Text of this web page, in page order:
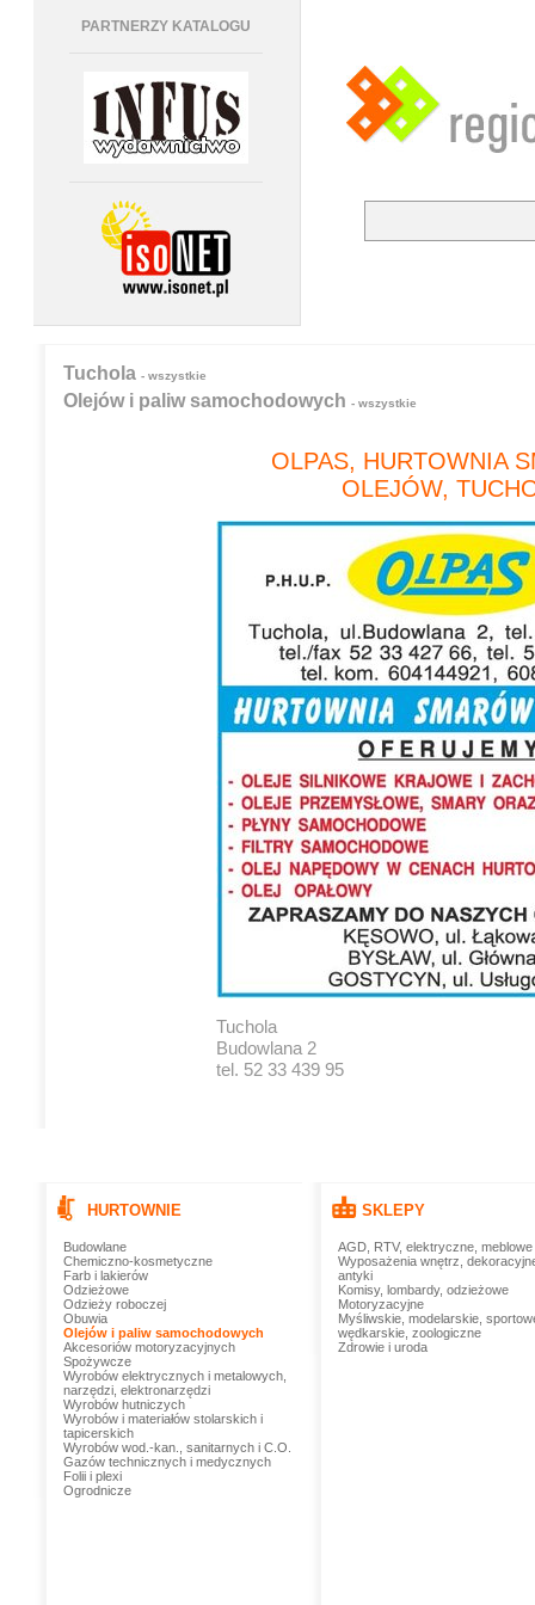
PARTNERZY KATALOGU
Tuchola - wszystkie
Olejów i paliw samochodowych - wszystkie
OLPAS, HURTOWNIA
OLEJÓW,
Tuchola
Budowlana 2
tel. 52 33 439 95
HURTOWNIE
Budowlane
Chemiczno-kosmetyczne
Farb i lakierów
Odzieżowe
Odzieży roboczej
Obuwia
Olejów i paliw samochodowych
Akcesoriów motoryzacyjnych
Spożywcze
Wyrobów elektrycznych i metalowych,
narzędzi, elektronarzędzi
Wyrobów hutniczych
Wyrobów i materiałów stolarskich i
tapicerskich
Wyrobów wod.-kan., sanitarnych i C.O.
Gazów technicznych i medycznych
Folii i plexi
Ogrodnicze
SKLEPY
AGD, RTV, elektryczne, meblowe
Wyposażenia wnętrz,
antyki
Komisy, lombardy, odzieżowe
Motoryzacyjne
Myśliwskie, modelarskie,
wędkarskie, zoologiczne
Zdrowie i uroda